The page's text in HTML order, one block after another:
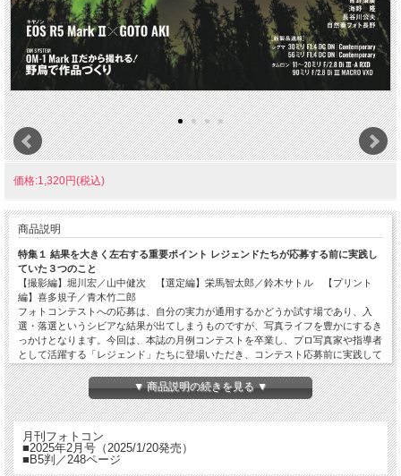
価格:1,320円(税込)
商品説明
特集１ 結果を大きく左右する重要ポイント レジェンドたちが応募する前に実践し
ていた３つのこと
【撮影編】堀川宏／山中健次 【選定編】栄馬智太郎／鈴木サトル 【プリント
編】喜多規子／青木竹二郎
フォトコンテストへの応募は、自分の実力が通用するかどうか試す場であり、入
選・落選というシビアな結果が出てしまうものですが、写真ライフを豊かにするき
っかけとなります。今回は、本誌の月例コンテストを卒業し、プロ写真家や指導者
として活躍する「レジェンド」たちに登場いただき、コンテスト応募前に実践して
いたことについて教えてもらいます。
特集２ 風景から「骨」を見つけて組み立てるだけ！ 「骨組み発見！ かんたん構図
テク」
「画面構成」「構図」と聞けば、なんとなく難しく感じてしまいます。しかし大切
なのは「骨組み」。建物の鉄骨のようなイメージで、風景の中からそのような
「骨」を探して組み立てられれば、的確な構図設計が可能になります。構図マスタ
▼ 商品説明の続きを見る ▼
月刊フォトコン
■2025年2月号（2025/1/20発売）
■B5判／248ページ